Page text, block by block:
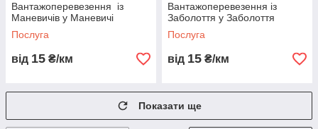
Вантажоперевезення із
Маневичів у Маневичі
Послуга
від 15 ₴/км
Вантажоперевезення із
Заболоття у Заболоття
Послуга
від 15 ₴/км
Показати ще